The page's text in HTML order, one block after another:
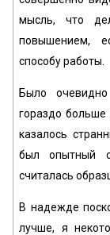
мысль, что
повышением,
способу работы.
Было
гораздо больше
казалось
был опытный
считалась
В надежде
лучше, я